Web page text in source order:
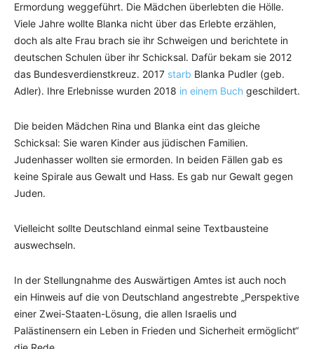
Ermordung weggeführt. Die Mädchen überlebten die Hölle.
Viele Jahre wollte Blanka nicht über das Erlebte erzählen,
doch als alte Frau brach sie ihr Schweigen und berichtete in
deutschen Schulen über ihr Schicksal. Dafür bekam sie 2012
das Bundesverdienstkreuz. 2017 starb Blanka Pudler (geb.
Adler). Ihre Erlebnisse wurden 2018 in einem Buch geschildert.
Die beiden Mädchen Rina und Blanka eint das gleiche
Schicksal: Sie waren Kinder aus jüdischen Familien.
Judenhasser wollten sie ermorden. In beiden Fällen gab es
keine Spirale aus Gewalt und Hass. Es gab nur Gewalt gegen
Juden.
Vielleicht sollte Deutschland einmal seine Textbausteine
auswechseln.
In der Stellungnahme des Auswärtigen Amtes ist auch noch
ein Hinweis auf die von Deutschland angestrebte „Perspektive
einer Zwei-Staaten-Lösung, die allen Israelis und
Palästinensern ein Leben in Frieden und Sicherheit ermöglicht“